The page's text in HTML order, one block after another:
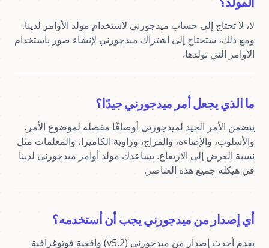
الأوامر التي تولدها.
ما الذي يجعل أمر ميدجورني جيدًا؟
في هيكلة جميع هذه العناصر.
أي إصدار من ميدجورني يجب أن أستخدمه؟